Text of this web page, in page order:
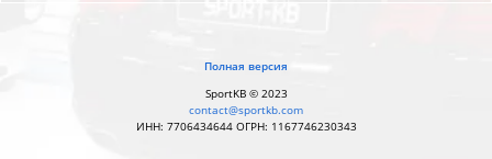
Полная версия
SportKB © 2023
contact@sportkb.com
ИНН: 7706434644 ОГРН: 1167746230343